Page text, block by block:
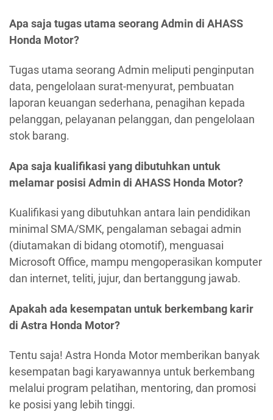
Apa saja tugas utama seorang Admin di AHASS
Honda Motor?
Tugas utama seorang Admin meliputi penginputan
data, pengelolaan surat-menyurat, pembuatan
laporan keuangan sederhana, penagihan kepada
pelanggan, pelayanan pelanggan, dan pengelolaan
stok barang.
Apa saja kualifikasi yang dibutuhkan untuk
melamar posisi Admin di AHASS Honda Motor?
Kualifikasi yang dibutuhkan antara lain pendidikan
minimal SMA/SMK, pengalaman sebagai admin
(diutamakan di bidang otomotif), menguasai
Microsoft Office, mampu mengoperasikan komputer
dan internet, teliti, jujur, dan bertanggung jawab.
Apakah ada kesempatan untuk berkembang karir
di Astra Honda Motor?
Tentu saja! Astra Honda Motor memberikan banyak
kesempatan bagi karyawannya untuk berkembang
melalui program pelatihan, mentoring, dan promosi
ke posisi yang lebih tinggi.